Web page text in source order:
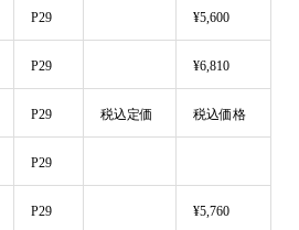
P29 ¥5,600
P29 ¥6,810
P29 税込定価 税込価格
P29
P29 ¥5,760